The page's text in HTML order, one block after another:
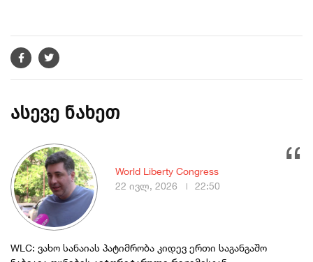
ასევე ნახეთ
WLC: ვახო სანაიას პატიმრობა კიდევ ერთი საგანგაშო
World Liberty Congress
22 ივლ, 2026
22:50